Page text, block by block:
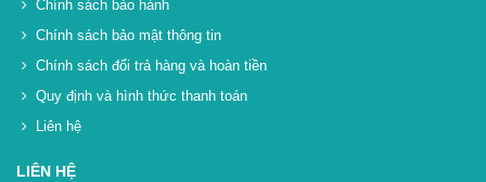
Chính sách bảo hành
Chính sách bảo mật thông tin
Chính sách đổi trả hàng và hoàn tiền
Quy định và hình thức thanh toán
Liên hệ
LIÊN HỆ